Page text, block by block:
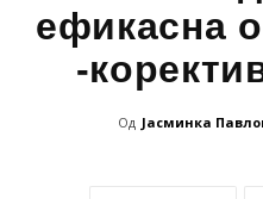
ефикасна
-
Од Јасминка